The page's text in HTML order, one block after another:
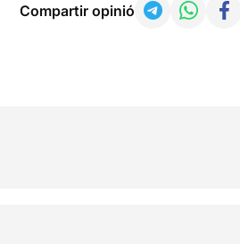
Compartir opinió